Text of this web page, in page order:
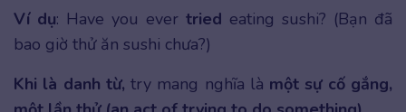
Ví dụ: Have you ever tried eating sushi? (Bạn đã
bao giờ thử ăn sushi chưa?)
Khi là danh từ,try mang nghĩa là một sự cố gắng,